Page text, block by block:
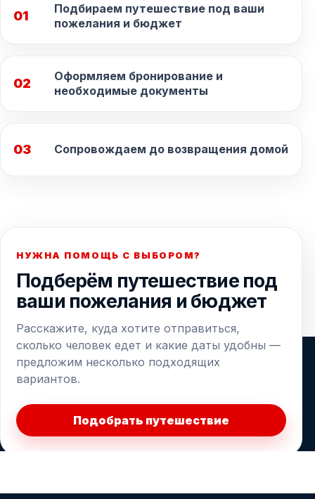
01
Подбираем путешествие под ваши
пожелания и бюджет
02
Оформляем бронирование и
необходимые документы
03 Сопровождаем до возвращения домой
НУЖНА ПОМОЩЬ С ВЫБОРОМ?
Подберём путешествие под
ваши пожелания и бюджет
Расскажите, куда хотите отправиться,
сколько человек едет и какие даты удобны —
предложим несколько подходящих
вариантов.
Подобрать путешествие